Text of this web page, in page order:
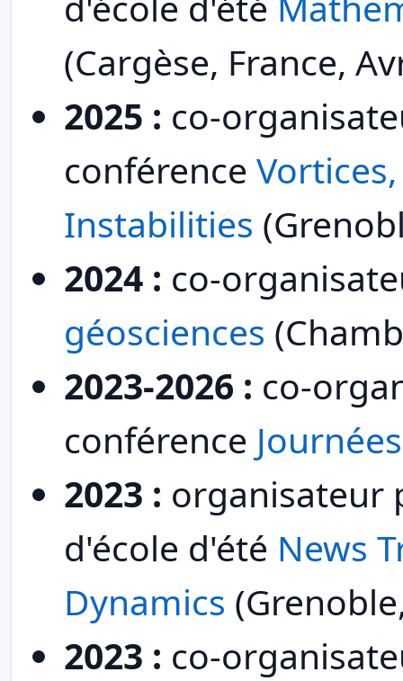
(Cargèse, France,
2025 : co-
conférence
Instabilities
2024 : co-
géosciences
2023-2026 : co-
conférence
2023 : organisateur
d'école d'été News
Dynamics
2023 : co-